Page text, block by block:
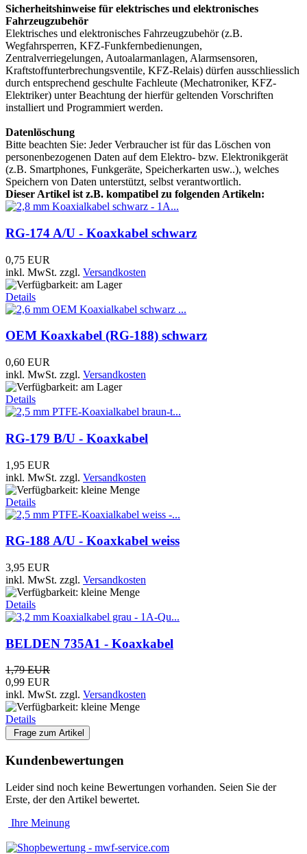
Sicherheitshinweise für elektrisches und elektronisches
Fahrzeugzubehör
Elektrisches und elektronisches Fahrzeugzubehör (z.B.
Wegfahrsperren, KFZ-Funkfernbedienungen,
Zentralverriegelungen, Autoalarmanlagen, Alarmsensoren,
Kraftstoffunterbrechungsventile, KFZ-Relais) dürfen ausschliesslich
durch entsprechend geschulte Fachleute (Mechatroniker, KFZ-
Elektriker) unter Beachtung der hierfür geltenden Vorschriften
installiert und Programmiert werden.
Datenlöschung
Bitte beachten Sie: Jeder Verbraucher ist für das Löschen von
personenbezogenen Daten auf dem Elektro- bzw. Elektronikgerät
(z.B. Smartphones, Funkgeräte, Speicherkarten usw..), welches
Speichern von Daten unterstützt, selbst verantwortlich.
Dieser Artikel ist z.B. kompatibel zu folgenden Artikeln:
RG-174 A/U - Koaxkabel schwarz
0,75 EUR
inkl. MwSt. zzgl. Versandkosten
Details
OEM Koaxkabel (RG-188) schwarz
0,60 EUR
inkl. MwSt. zzgl. Versandkosten
Details
RG-179 B/U - Koaxkabel
1,95 EUR
inkl. MwSt. zzgl. Versandkosten
Details
RG-188 A/U - Koaxkabel weiss
3,95 EUR
inkl. MwSt. zzgl. Versandkosten
Details
BELDEN 735A1 - Koaxkabel
1,79 EUR
0,99 EUR
inkl. MwSt. zzgl. Versandkosten
Details
Frage zum Artikel
Kundenbewertungen
Leider sind noch keine Bewertungen vorhanden. Seien Sie der
Erste, der den Artikel bewertet.
Ihre Meinung